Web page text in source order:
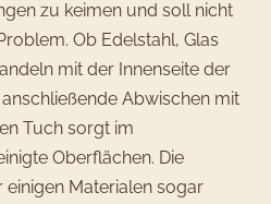
zu keimen und soll nicht
Ob Edelstahl, Glas
mit der Innenseite der
Abwischen mit
Tuch sorgt im
Oberflächen. Die
einigen Materialen sogar